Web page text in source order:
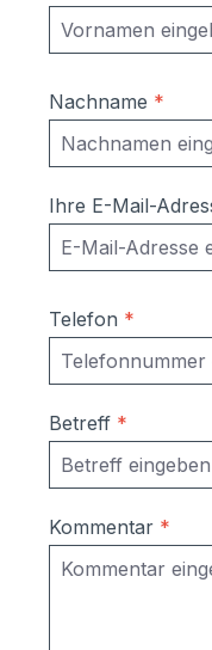
zusenden.
Nachname *
Ihre E-Mail-
Telefon *
Betreff *
Kommentar *